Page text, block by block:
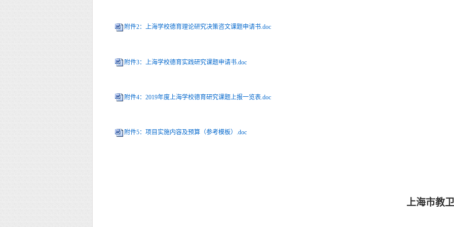
附件2：上海学校德育理论研究决策咨文课题申请书.doc
附件3：上海学校德育实践研究课题申请书.doc
附件4：2019年度上海学校德育研究课题上报一览表.doc
附件5：项目实施内容及预算（参考模板）.doc
上海市教卫系统思